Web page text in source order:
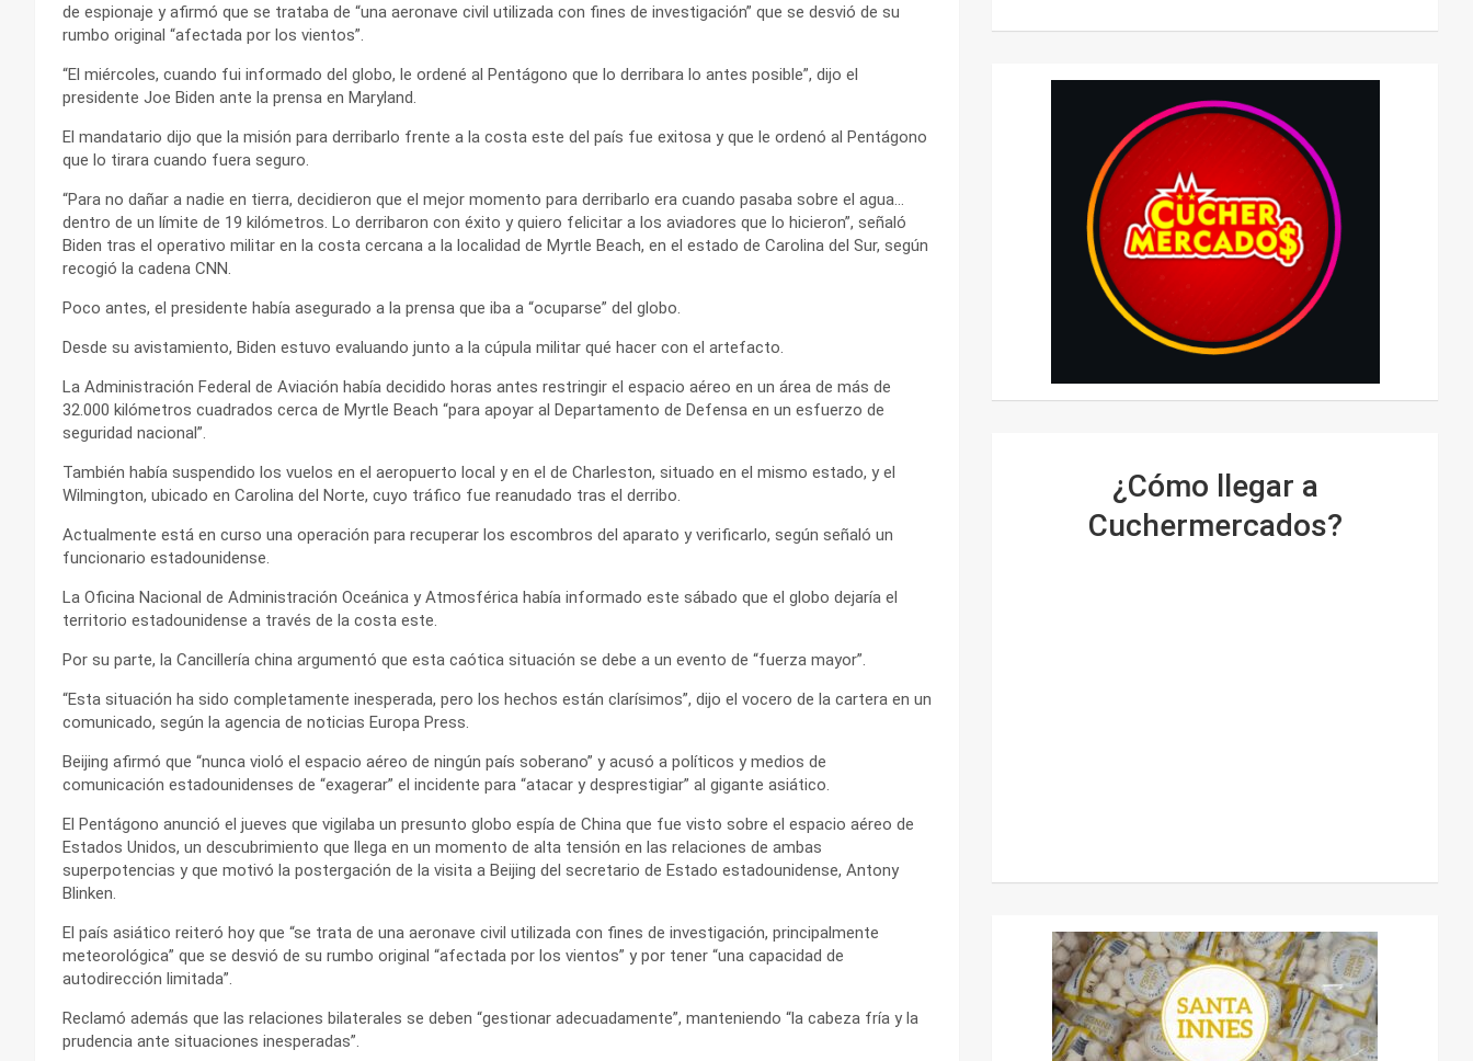
de espionaje y afirmó que se trataba de “una aeronave civil utilizada con fines de investigación” que se desvió de su
rumbo original “afectada por los vientos”.
“El miércoles, cuando fui informado del globo, le ordené al Pentágono que lo derribara lo antes posible”, dijo el
presidente Joe Biden ante la prensa en Maryland.
El mandatario dijo que la misión para derribarlo frente a la costa este del país fue exitosa y que le ordenó al Pentágono
que lo tirara cuando fuera seguro.
“Para no dañar a nadie en tierra, decidieron que el mejor momento para derribarlo era cuando pasaba sobre el agua…
dentro de un límite de 19 kilómetros. Lo derribaron con éxito y quiero felicitar a los aviadores que lo hicieron”, señaló
Biden tras el operativo militar en la costa cercana a la localidad de Myrtle Beach, en el estado de Carolina del Sur, según
recogió la cadena CNN.
Poco antes, el presidente había asegurado a la prensa que iba a “ocuparse” del globo.
Desde su avistamiento, Biden estuvo evaluando junto a la cúpula militar qué hacer con el artefacto.
La Administración Federal de Aviación había decidido horas antes restringir el espacio aéreo en un área de más de
32.000 kilómetros cuadrados cerca de Myrtle Beach “para apoyar al Departamento de Defensa en un esfuerzo de
seguridad nacional”.
También había suspendido los vuelos en el aeropuerto local y en el de Charleston, situado en el mismo estado, y el
Wilmington, ubicado en Carolina del Norte, cuyo tráfico fue reanudado tras el derribo.
Actualmente está en curso una operación para recuperar los escombros del aparato y verificarlo, según señaló un
funcionario estadounidense.
La Oficina Nacional de Administración Oceánica y Atmosférica había informado este sábado que el globo dejaría el
territorio estadounidense a través de la costa este.
Por su parte, la Cancillería china argumentó que esta caótica situación se debe a un evento de “fuerza mayor”.
“Esta situación ha sido completamente inesperada, pero los hechos están clarísimos”, dijo el vocero de la cartera en un
comunicado, según la agencia de noticias Europa Press.
Beijing afirmó que “nunca violó el espacio aéreo de ningún país soberano” y acusó a políticos y medios de
comunicación estadounidenses de “exagerar” el incidente para “atacar y desprestigiar” al gigante asiático.
El Pentágono anunció el jueves que vigilaba un presunto globo espía de China que fue visto sobre el espacio aéreo de
Estados Unidos, un descubrimiento que llega en un momento de alta tensión en las relaciones de ambas
superpotencias y que motivó la postergación de la visita a Beijing del secretario de Estado estadounidense, Antony
Blinken.
El país asiático reiteró hoy que “se trata de una aeronave civil utilizada con fines de investigación, principalmente
meteorológica” que se desvió de su rumbo original “afectada por los vientos” y por tener “una capacidad de
autodirección limitada”.
Reclamó además que las relaciones bilaterales se deben “gestionar adecuadamente”, manteniendo “la cabeza fría y la
prudencia ante situaciones inesperadas”.
¿Cómo llegar a
Cuchermercados?